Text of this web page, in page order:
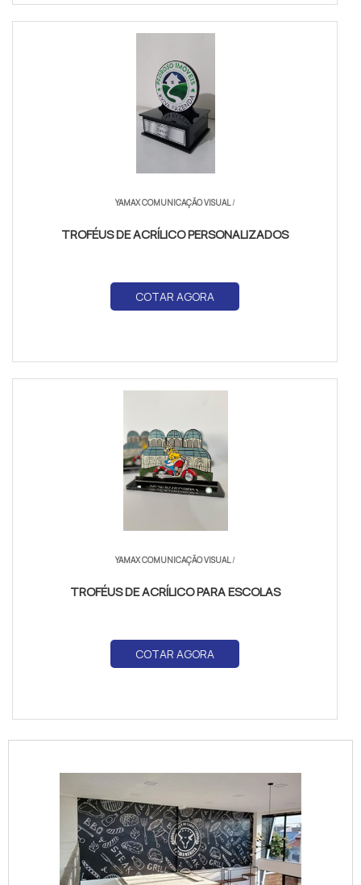
YAMAX COMUNICAÇÃO VISUAL/
TROFÉUS DE ACRÍLICO PERSONALIZADOS
COTAR AGORA
YAMAX COMUNICAÇÃO VISUAL/
TROFÉUS DE ACRÍLICO PARA ESCOLAS
COTAR AGORA